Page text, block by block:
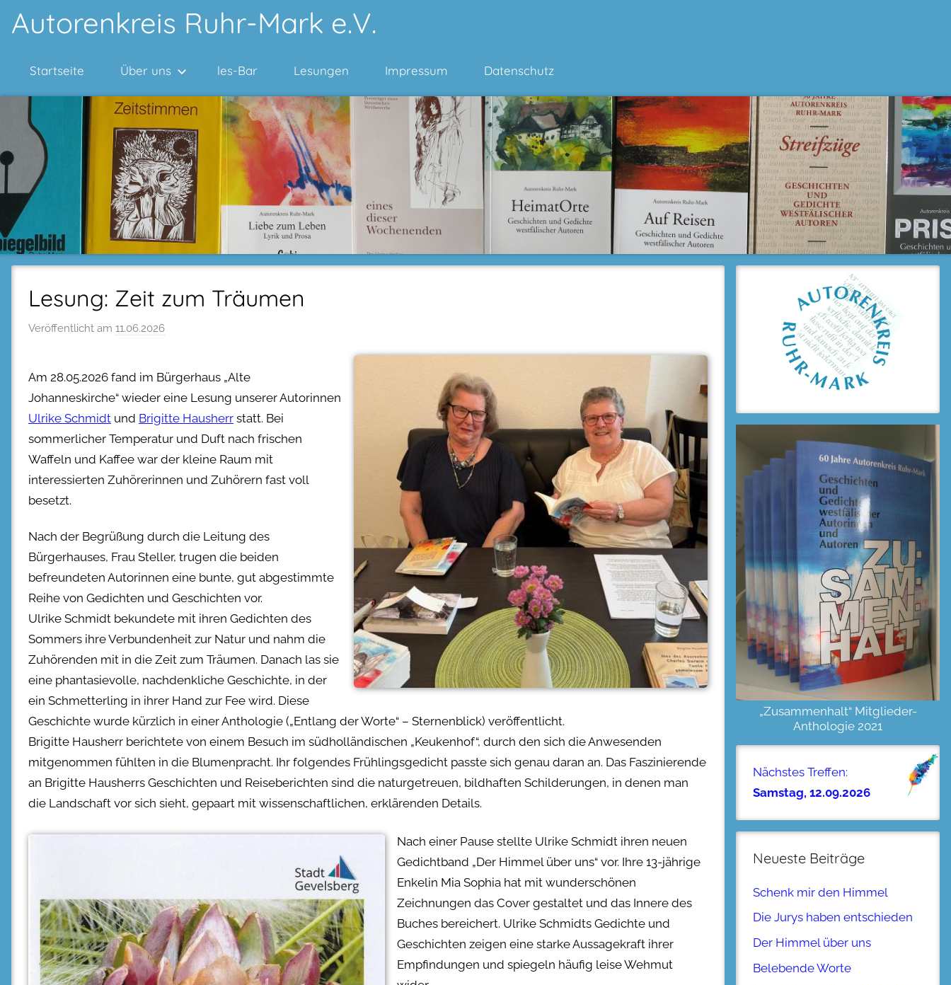
Inhalt
Autorenkreis Ruhr-Mark e.V.
Startseite Über uns les-Bar Lesungen Impressum Datenschutz
Lesung: Zeit zum Träumen
Veröffentlicht am 11.06.2026
Am 28.05.2026 fand im Bürgerhaus „Alte
Johanneskirche“ wieder eine Lesung unserer Autorinnen
Ulrike Schmidt und Brigitte Hausherr statt. Bei
sommerlicher Temperatur und Duft nach frischen
Waffeln und Kaffee war der kleine Raum mit
interessierten Zuhörerinnen und Zuhörern fast voll
besetzt.
Nach der Begrüßung durch die Leitung des
Bürgerhauses, Frau Steller, trugen die beiden
befreundeten Autorinnen eine bunte, gut abgestimmte
Reihe von Gedichten und Geschichten vor.
Ulrike Schmidt bekundete mit ihren Gedichten des
Sommers ihre Verbundenheit zur Natur und nahm die
Zuhörenden mit in die Zeit zum Träumen. Danach las sie
eine phantasievolle, nachdenkliche Geschichte, in der
ein Schmetterling in ihrer Hand zur Fee wird. Diese
Geschichte wurde kürzlich in einer Anthologie („Entlang der Worte“ – Sternenblick) veröffentlicht.
Brigitte Hausherr berichtete von einem Besuch im südholländischen „Keukenhof“, durch den sich die Anwesenden
mitgenommen fühlten in die Blumenpracht. Ihr folgendes Frühlingsgedicht passte sich genau daran an. Das Faszinierende
an Brigitte Hausherrs Geschichten und Reiseberichten sind die naturgetreuen, bildhaften Schilderungen, in denen man
die Landschaft vor sich sieht, gepaart mit wissenschaftlichen, erklärenden Details.
Nach einer Pause stellte Ulrike Schmidt ihren neuen
Gedichtband „Der Himmel über uns“ vor. Ihre 13-jährige
Enkelin Mia Sophia hat mit wunderschönen
Zeichnungen das Cover gestaltet und das Innere des
Buches bereichert. Ulrike Schmidts Gedichte und
Geschichten zeigen eine starke Aussagekraft ihrer
Empfindungen und spiegeln häufig leise Wehmut
„Zusammenhalt“ Mitglieder-
Anthologie 2021
Nächstes Treffen:
Samstag, 12.09.2026
Neueste Beiträge
Schenk mir den Himmel
Die Jurys haben entschieden
Der Himmel über uns
Belebende Worte